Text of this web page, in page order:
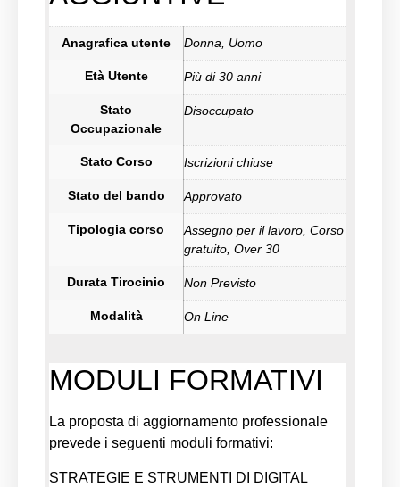
Anagrafica utente Donna, Uomo
Età Utente Più di 30 anni
Stato
Occupazionale
Disoccupato
Stato Corso Iscrizioni chiuse
Stato del bando Approvato
Tipologia corso
Assegno per il lavoro, Corso
gratuito, Over 30
Durata Tirocinio Non Previsto
Modalità On Line
MODULI FORMATIVI
La proposta di aggiornamento professionale
prevede i seguenti moduli formativi:
STRATEGIE E STRUMENTI DI DIGITAL